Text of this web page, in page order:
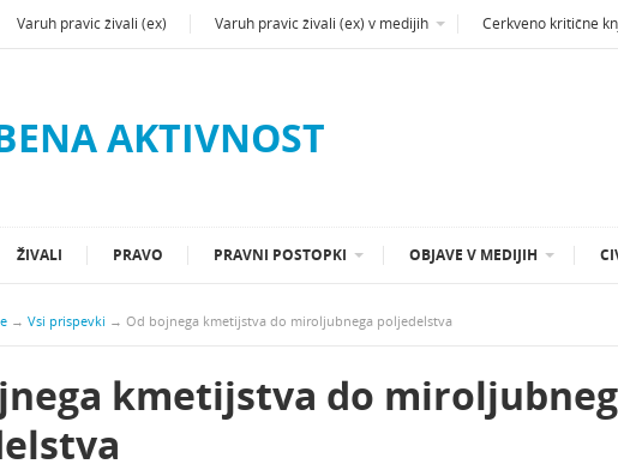
Varuh pravic živali (ex) Varuh pravic živali (ex) v medijih Cerkveno kritične
AKTIVNOST
ŽIVALI PRAVO PRAVNI POSTOPKI OBJAVE V MEDIJIH
→ Vsi prispevki → Od bojnega kmetijstva do miroljubnega poljedelstva
kmetijstva do